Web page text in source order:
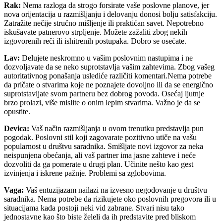
Rak: Nema razloga da strogo forsirate vaše poslovne planove, jer
nova orijentacija u razmišljanju i delovanju donosi bolju satisfakciju.
Zatražite nečije stručno mišljenje ili praktićan savet. Nepotrebno
iskušavate patnerovo strpljenje. Možete zažaliti zbog nekih
izgovorenih reči ili ishitrenih postupaka. Dobro se osećate.
Lav: Delujete neskromno u vašim poslovnim nastupima i ne
dozvoljavate da se neko suprotstavlja vašim zahtevima. Zbog vašeg
autoritativnog ponašanja uslediće različiti komentari.Nema potrebe
da pričate o stvarima koje ne poznajete dovoljno ili da se energično
suprotstavljate svom partneru bez dobrog povoda. Osećaj ljutnje
brzo prolazi, više mislite o onim lepim stvarima. Važno je da se
opustite.
Devica: Vaš način razmišljanja u ovom trenutku predstavlja pun
pogodak. Poslovni stil koji zagovarate pozitivno utiče na vašu
popularnost u društvu saradnika. Smišljate novi izgovor za neka
neispunjena obećanja, ali vaš partner ima jasne zahteve i neće
dozvoliti da ga pomerate u drugi plan. Učinite nešto kao gest
izvinjenja i iskrene pažnje. Problemi sa zglobovima.
Vaga: Vaš entuzijazam nailazi na izvesno negodovanje u društvu
saradnika. Nema potrebe da rizikujete oko poslovnih pregovora ili u
situacijama kada postoji neki vid zabrane. Stvari nisu tako
jednostavne kao što biste želeli da ih predstavite pred bliskom